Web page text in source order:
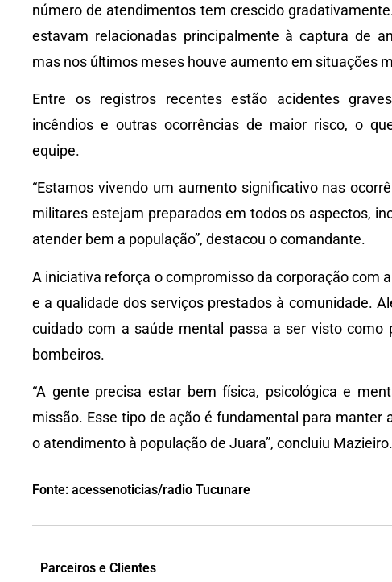
número de atendimentos tem crescido
estavam relacionadas principalmente à captura de
mas nos últimos meses houve aumento em situações
Entre os registros recentes estão acidentes
incêndios e outras ocorrências de maior risco, o
equipe.
“Estamos vivendo um aumento significativo nas
militares estejam preparados em todos os aspectos,
atender bem a população”, destacou o comandante.
A iniciativa reforça o compromisso da corporação com
e a qualidade dos serviços prestados à comunidade.
cuidado com a saúde mental passa a ser visto como
bombeiros.
“A gente precisa estar bem física, psicológica e
missão. Esse tipo de ação é fundamental para manter
o atendimento à população de Juara”, concluiu Mazieiro.
Fonte: acessenoticias/radio Tucunare
Parceiros e Clientes